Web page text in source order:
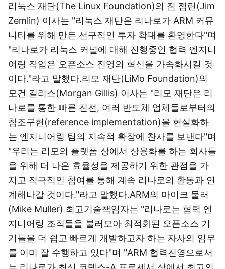
리눅스 재단(The Linux Foundation)의 짐 젬린(Jim
Zemlin) 이사는 "리눅스 재단은 리나로가 ARM 커뮤
니티를 위해 만든 선구적인 투자 확대를 환영한다"며
"리나로가 리눅스 커널에 대해 진행중인 협력 엔지니
어링 작업은 오픈소스 진영의 혁신을 가속화시킬 것
이다."라고 말했다.리모 재단(LiMo Foundation)의
모건 길리스(Morgan Gillis) 이사는 "리모 재단은 리
나로를 통한 빠른 진전, 여러 반도체 업체들로부터의
참조구현(reference implementation)을 현실화하
는 엔지니어링 팀의 지속적 확장에 찬사를 보낸다"며
"우리는 리모의 플랫폼 상에서 상용화를 하는 회사들
을 위해 더 나은 효율성을 제공하기 위한 관점을 가
지고 적극적인 참여를 통해 계속 리나로의 활동과 연
계해나갈 것이다."라고 말했다.ARM의 마이크 물러
(Mike Muller) 최고기술책임자는 "리나로는 협력 엔
지니어링 조직들을 불러모아 최적화된 오픈소스 기
기들을 더 쉽고 빠르게 개발하고자 하는 자사의 임무
를 이미 잘 수행하고 있다"며 "ARM 협력진영으로서